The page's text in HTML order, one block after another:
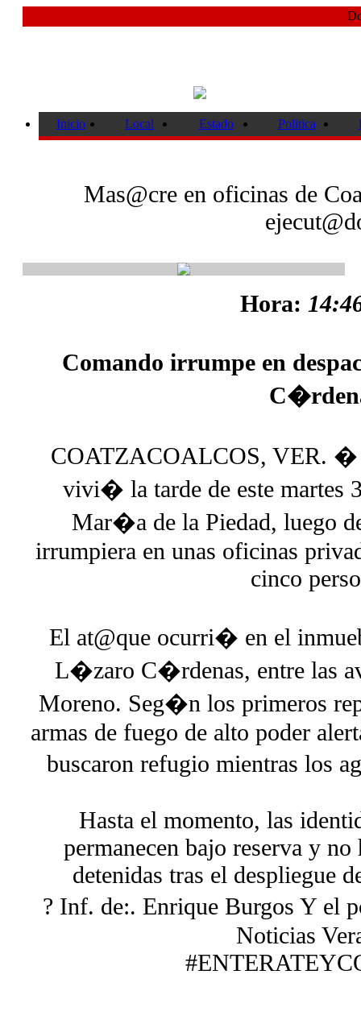
Inicio Local Estado Politica
Mas@cre en oficinas de
Hora:
Comando irrumpe en
COATZACOALCOS, VER. �
vivi� la tarde de este martes
Mar�a de la Piedad, luego
irrumpiera en unas oficinas
cinco
El at@que ocurri� en el
L�zaro C�rdenas, entre las
Moreno. Seg�n los primeros
armas de fuego de alto poder
buscaron refugio mientras los
Hasta el momento, las
permanecen bajo reserva y no
detenidas tras el despliegue
? Inf. de:. Enrique Burgos Y el
Noticias